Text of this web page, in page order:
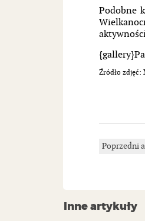
Podobne
Źródło zdjęć:
Poprzedni
Inne artykuły